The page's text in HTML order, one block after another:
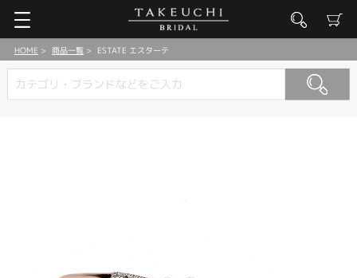
HOME 商品一覧 ESTATE エスターテ